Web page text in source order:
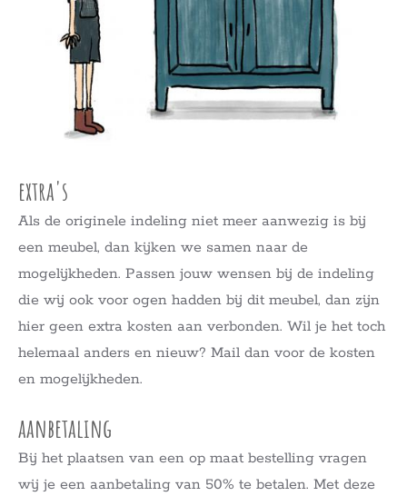
extra's
Als de originele indeling niet meer aanwezig is bij
een meubel, dan kijken we samen naar de
mogelijkheden. Passen jouw wensen bij de indeling
die wij ook voor ogen hadden bij dit meubel, dan zijn
hier geen extra kosten aan verbonden. Wil je het toch
helemaal anders en nieuw? Mail dan voor de kosten
en mogelijkheden.
aanbetaling
Bij het plaatsen van een op maat bestelling vragen
wij je een aanbetaling van 50% te betalen. Met deze